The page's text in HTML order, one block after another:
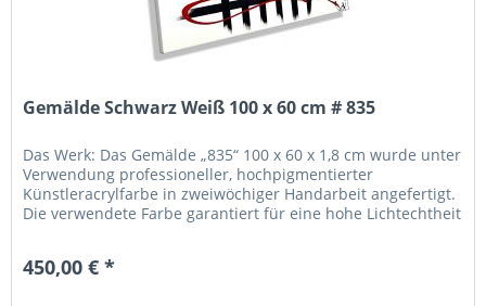
Gemälde Schwarz Weiß 100 x 60 cm # 835
Das Werk: Das Gemälde „835“ 100 x 60 x 1,8 cm wurde unter
Verwendung professioneller, hochpigmentierter
Künstleracrylfarbe in zweiwöchiger Handarbeit angefertigt.
Die verwendete Farbe garantiert für eine hohe Lichtechtheit
450,00 € *